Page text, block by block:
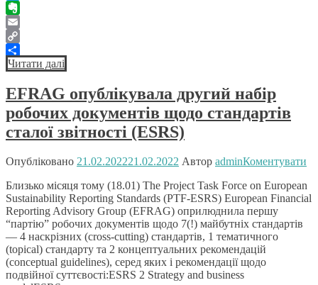
Twitter
Evernote
Email
Copy
Link
Поділитися
Читати далі
EFRAG опублікувала другий набір
робочих документів щодо стандартів
сталої звітності (ESRS)
Опубліковано 21.02.202221.02.2022 Автор adminКоментувати
Близько місяця тому (18.01) The Project Task Force on European
Sustainability Reporting Standards (PTF-ESRS) European Financial
Reporting Advisory Group (EFRAG) оприлюднила першу
“партію” робочих документів щодо 7(!) майбутніх стандартів
— 4 наскрізних (cross-cutting) стандартів, 1 тематичного
(topical) стандарту та 2 концептуальних рекомендацій
(conceptual guidelines), серед яких і рекомендації щодо
подвійної суттєвості:ESRS 2 Strategy and business